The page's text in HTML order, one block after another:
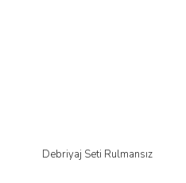
Debriyaj Seti Rulmansız